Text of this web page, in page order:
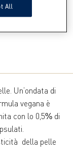
Un’ondata di
vegana è
con lo 0,5% di
della pelle
All